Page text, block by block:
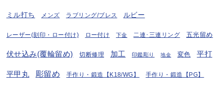
ミル打ち メンズ ラブリング/ブレス ルビー
レーザー(刻印・ロー付け) ロー付け 下金 二連･三連リング 五光留め
伏せ込み(覆輪留め) 切断修理 加工 印鑑彫り 地金 変色 平打
平甲丸 彫留め 手作り・鍛造【K18/WG】 手作り・鍛造【PG】